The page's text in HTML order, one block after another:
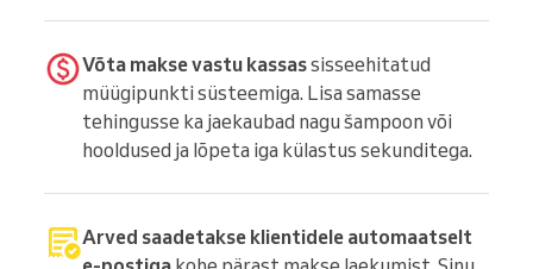
Võta makse vastu kassassisseehitatud
müügipunkti süsteemiga. Lisa samasse
tehingusse ka jaekaubad nagu šampoon või
hooldused ja lõpeta iga külastus sekunditega.
Arved saadetakse klientidele automaatselt